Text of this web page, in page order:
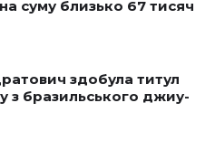
суму близько 67 тисяч
здобула титул
з бразильського джиу-